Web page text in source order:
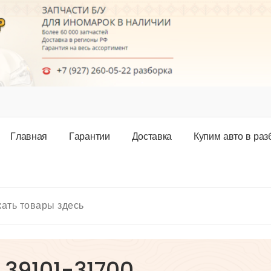
Главная Гарантии Доставка Купим авто в раз